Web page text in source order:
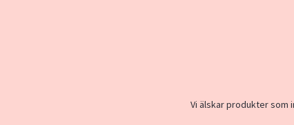
Vi älskar produkter som